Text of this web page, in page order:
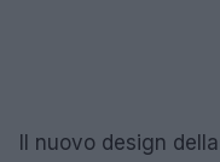
Il nuovo design